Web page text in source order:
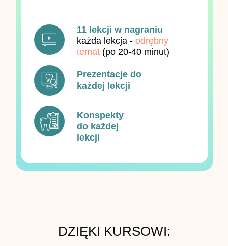
11 lekcji w nagraniu
każda lekcja - odrębny
temat (po 20-40 minut)
Prezentacje do
każdej lekcji
Konspekty
do każdej
lekcji
DZIĘKI KURSOWI: